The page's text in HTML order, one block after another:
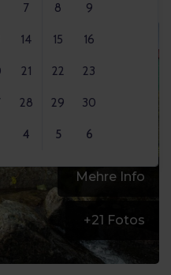
7 8 9
14 15 16
21 22 23
28 29 30
4 5 6
Mehre Info
+21 Fotos